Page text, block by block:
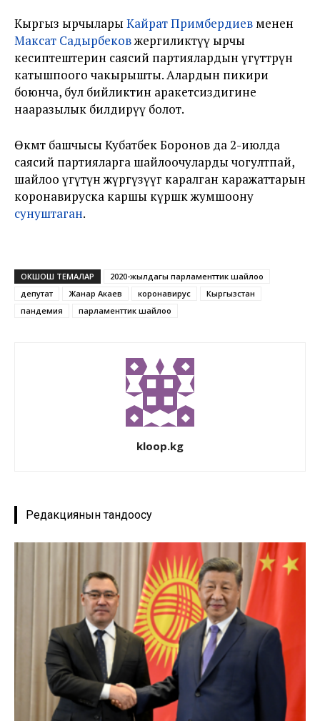
Кыргыз ырчылары Кайрат Примбердиев менен
Максат Садырбековжергиликтүү ырчы
кесиптештерин саясий партиялардын үгүттөрүнө
катышпоого чакырышты. Алардын пикири
боюнча, бул бийликтин аракетсиздигине
нааразылык билдирүү болот.
Өкмөт башчысы Кубатбек Боронов да 2-июлда
саясий партияларга шайлоочуларды чогултпай,
шайлоо үгүтүн жүргүзүүгө каралган каражаттарын
коронавируска каршы күрөшкө жумшоону
сунуштаган.
ОКШОШ ТЕМАЛАР
2020-жылдагы парламенттик шайлоо
депутат
Жанар Акаев коронавирус
Кыргызстан
пандемия
парламенттик шайлоо
kloop.kg
Редакциянын тандоосу